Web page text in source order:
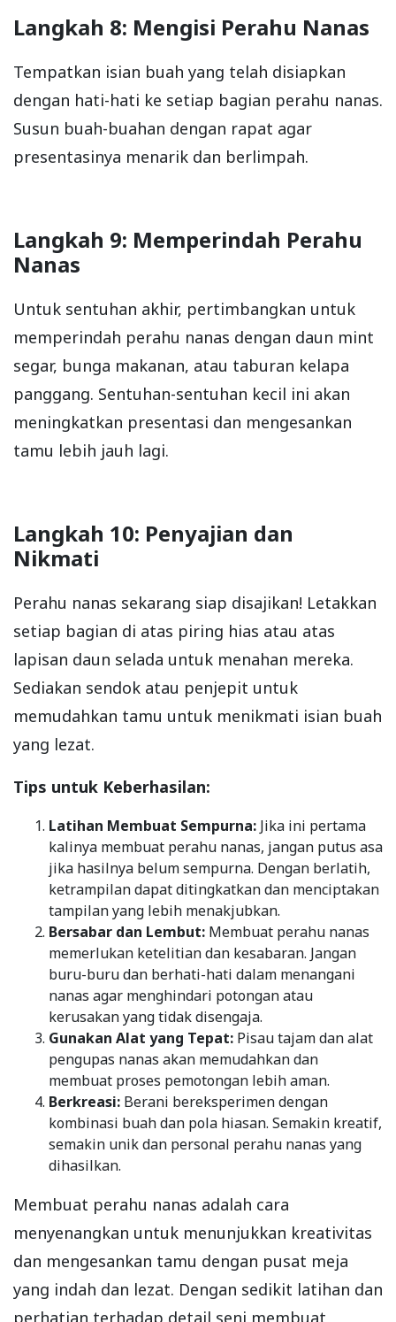
Langkah 8: Mengisi Perahu Nanas
Tempatkan isian buah yang telah disiapkan
dengan hati-hati ke setiap bagian perahu nanas.
Susun buah-buahan dengan rapat agar
presentasinya menarik dan berlimpah.
Langkah 9: Memperindah Perahu
Nanas
Untuk sentuhan akhir, pertimbangkan untuk
memperindah perahu nanas dengan daun mint
segar, bunga makanan, atau taburan kelapa
panggang. Sentuhan-sentuhan kecil ini akan
meningkatkan presentasi dan mengesankan
tamu lebih jauh lagi.
Langkah 10: Penyajian dan
Nikmati
Perahu nanas sekarang siap disajikan! Letakkan
setiap bagian di atas piring hias atau atas
lapisan daun selada untuk menahan mereka.
Sediakan sendok atau penjepit untuk
memudahkan tamu untuk menikmati isian buah
yang lezat.
Tips untuk Keberhasilan:
Latihan Membuat Sempurna: Jika ini pertama
kalinya membuat perahu nanas, jangan putus asa
jika hasilnya belum sempurna. Dengan berlatih,
ketrampilan dapat ditingkatkan dan menciptakan
tampilan yang lebih menakjubkan.
Bersabar dan Lembut: Membuat perahu nanas
memerlukan ketelitian dan kesabaran. Jangan
buru-buru dan berhati-hati dalam menangani
nanas agar menghindari potongan atau
kerusakan yang tidak disengaja.
Gunakan Alat yang Tepat: Pisau tajam dan alat
pengupas nanas akan memudahkan dan
membuat proses pemotongan lebih aman.
Berkreasi: Berani bereksperimen dengan
kombinasi buah dan pola hiasan. Semakin kreatif,
semakin unik dan personal perahu nanas yang
dihasilkan.
Membuat perahu nanas adalah cara
menyenangkan untuk menunjukkan kreativitas
dan mengesankan tamu dengan pusat meja
yang indah dan lezat. Dengan sedikit latihan dan
perhatian terhadap detail,seni membuat